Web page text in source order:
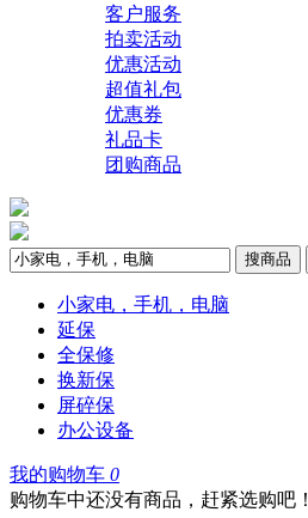
客户服务
拍卖活动
优惠活动
超值礼包
优惠券
礼品卡
团购商品
搜商品
小家电，手机，电脑
延保
全保修
换新保
屏碎保
办公设备
我的购物车 0
购物车中还没有商品，赶紧选购吧！